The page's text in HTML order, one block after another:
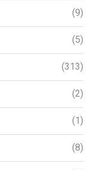
(9)
(5)
(313)
(2)
(1)
(8)